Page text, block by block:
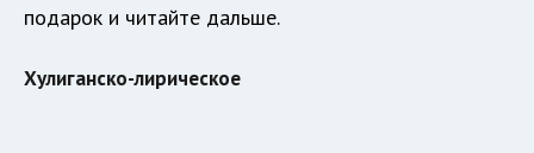
подарок и читайте дальше.
Хулиганско-лирическое